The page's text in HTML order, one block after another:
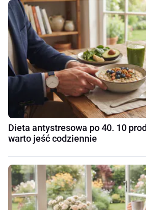
Dieta antystresowa po 40. 10
warto jeść codziennie